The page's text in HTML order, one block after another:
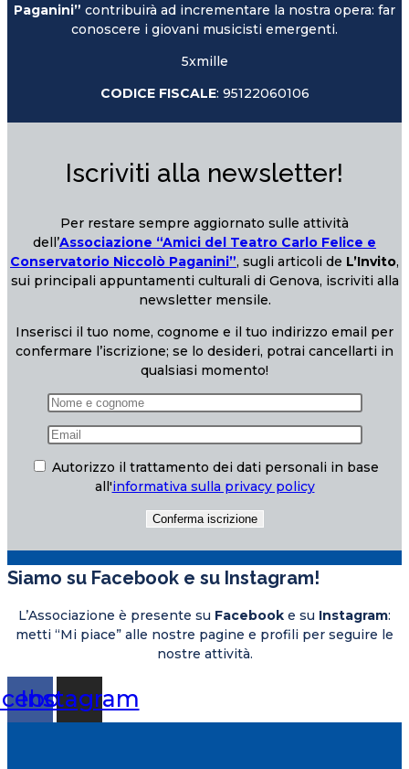
Paganini” contribuirà ad incrementare la nostra opera: far
conoscere i giovani musicisti emergenti.
5xmille
CODICE FISCALE: 95122060106
Iscriviti alla newsletter!
Per restare sempre aggiornato sulle attività
dell’Associazione “Amici del Teatro Carlo Felice e
Conservatorio Niccolò Paganini”, sugli articoli de L’Invito,
sui principali appuntamenti culturali di Genova, iscriviti alla
newsletter mensile.
Inserisci il tuo nome, cognome e il tuo indirizzo email per
confermare l’iscrizione; se lo desideri, potrai cancellarti in
qualsiasi momento!
Autorizzo il trattamento dei dati personali in base
all'informativa sulla privacy policy
Siamo su Facebook e su Instagram!
L’Associazione è presente su Facebook e su Instagram:
metti “Mi piace” alle nostre pagine e profili per seguire le
nostre attività.
Instagram